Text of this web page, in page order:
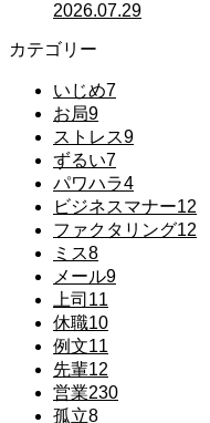
2026.07.29
カテゴリー
いじめ7
お局9
ストレス9
ずるい7
パワハラ4
ビジネスマナー12
ファクタリング12
ミス8
メール9
上司 11
休職10
例文11
先輩12
営業230
孤立8